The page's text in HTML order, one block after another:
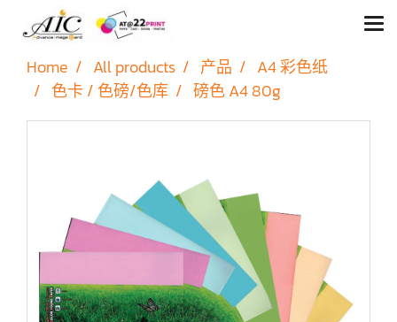
Home All products 产品
A4 彩色纸
色卡 / 色磅/色库
磅色 A4 80g